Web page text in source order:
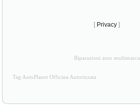
[ Privacy ]
Riparazioni auto multimarca
Tag AutoPlanet Officina Autorizzata